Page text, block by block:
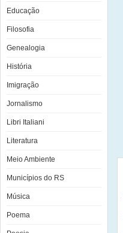
Educação
Filosofia
Genealogia
História
Imigração
Jornalismo
Libri Italiani
Literatura
Meio Ambiente
Municípios do RS
Música
Poema